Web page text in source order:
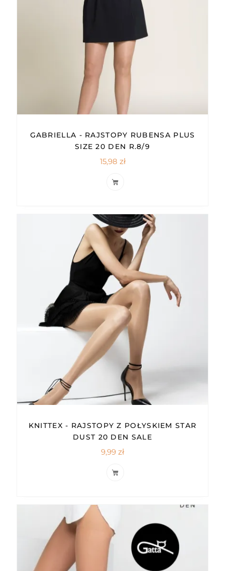
GABRIELLA - RAJSTOPY RUBENSA PLUS
SIZE 20 DEN R.8/9
15,98 zł
KNITTEX - RAJSTOPY Z POŁYSKIEM STAR
DUST 20 DEN SALE
9,99 zł